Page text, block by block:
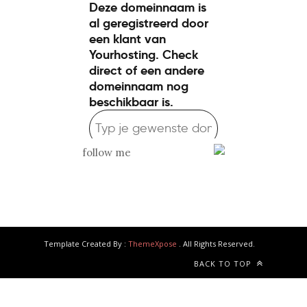
follow me
Template Created By : ThemeXpose
. All Rights Reserved.
BACK TO TOP